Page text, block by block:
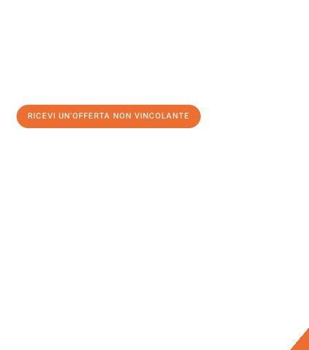
RICEVI UN'OFFERTA NON VINCOLANTE